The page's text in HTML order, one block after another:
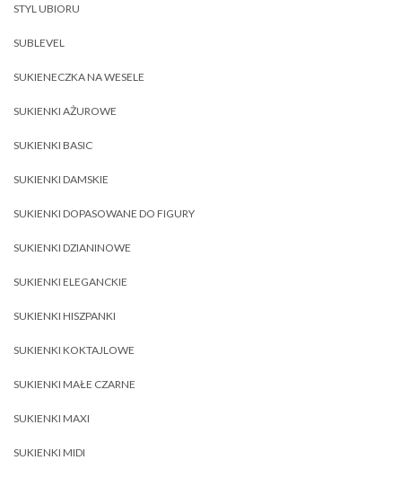
STYL UBIORU
SUBLEVEL
SUKIENECZKA NA WESELE
SUKIENKI AŻUROWE
SUKIENKI BASIC
SUKIENKI DAMSKIE
SUKIENKI DOPASOWANE DO FIGURY
SUKIENKI DZIANINOWE
SUKIENKI ELEGANCKIE
SUKIENKI HISZPANKI
SUKIENKI KOKTAJLOWE
SUKIENKI MAŁE CZARNE
SUKIENKI MAXI
SUKIENKI MIDI